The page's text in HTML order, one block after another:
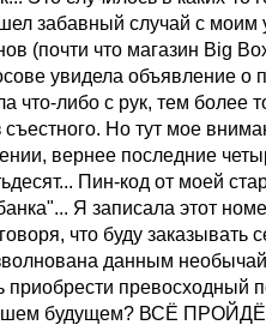
забавный случай с моим
(почти что магазин Big
увидела объявление о
что-либо с рук, тем более
съестного. Но тут мое
вернее последние
Пин-код от моей
Я записала этот
что буду
данным
приобрести превосходный
будущем? ВСЁ